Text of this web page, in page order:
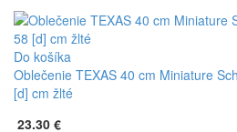
Do košíka
Oblečenie TEXAS 40 cm Miniature
[d] cm žlté
23.30 €